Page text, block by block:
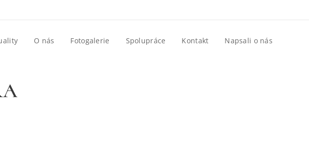
O nás Fotogalerie Spolupráce Kontakt Napsali o nás